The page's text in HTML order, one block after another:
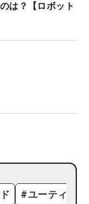
は？【ロボット
#ユーティリ